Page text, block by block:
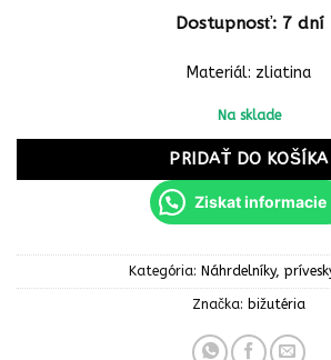
Dostupnosť: 7 dní
Materiál: zliatina
Na sklade
PRIDAŤ DO KOŠÍKA
Ziskat informacie
Kategória: Náhrdelníky,
Značka: bižutéria